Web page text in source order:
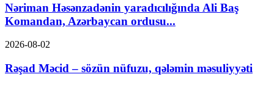
Nəriman Həsənzadənin yaradıcılığında Ali Baş
Komandan, Azərbaycan ordusu...
2026-08-02
Rəşad Məcid – sözün nüfuzu, qələmin məsuliyyəti